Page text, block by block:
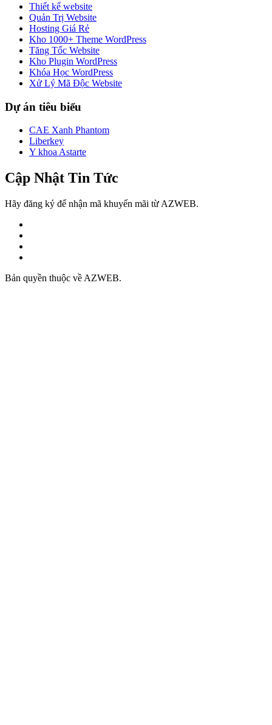
Thiết kế website
Quản Trị Website
Hosting Giá Rẻ
Kho 1000+ Theme WordPress
Tăng Tốc Website
Kho Plugin WordPress
Khóa Học WordPress
Xử Lý Mã Độc Website
Dự án tiêu biểu
CAE Xanh Phantom
Liberkey
Y khoa Astarte
Cập Nhật Tin Tức
Hãy đăng ký để nhận mã khuyến mãi từ AZWEB.
Bản quyền thuộc về AZWEB.